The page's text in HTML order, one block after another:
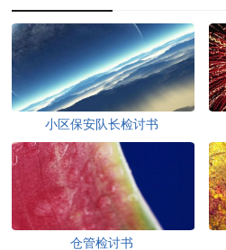
小区保安队长检讨书
仓管检讨书